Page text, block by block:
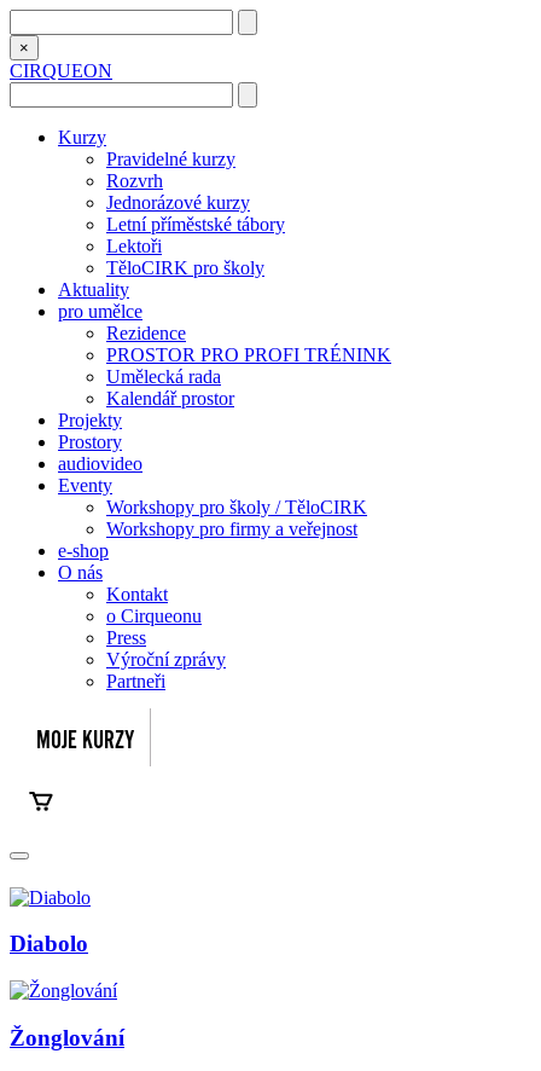
×
CIRQUEON
Kurzy
Pravidelné kurzy
Rozvrh
Jednorázové kurzy
Letní příměstské tábory
Lektoři
TěloCIRK pro školy
Aktuality
pro umělce
Rezidence
PROSTOR PRO PROFI TRÉNINK
Umělecká rada
Kalendář prostor
Projekty
Prostory
audiovideo
Eventy
Workshopy pro školy / TěloCIRK
Workshopy pro firmy a veřejnost
e-shop
O nás
Kontakt
o Cirqueonu
Press
Výroční zprávy
Partneři
Diabolo
Žonglování